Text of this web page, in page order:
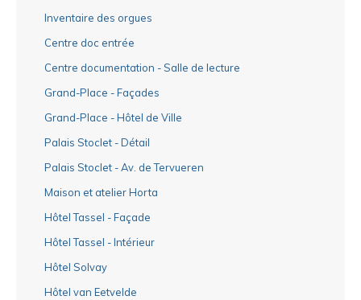
Inventaire des orgues
Centre doc entrée
Centre documentation - Salle de lecture
Grand-Place - Façades
Grand-Place - Hôtel de Ville
Palais Stoclet - Détail
Palais Stoclet - Av. de Tervueren
Maison et atelier Horta
Hôtel Tassel - Façade
Hôtel Tassel - Intérieur
Hôtel Solvay
Hôtel van Eetvelde